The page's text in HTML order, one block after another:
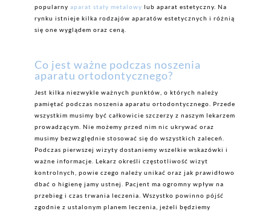
popularnyaparat stały metalowy lub aparat estetyczny. Na
rynku istnieje kilka rodzajów aparatów estetycznych i różnią
się one wyglądem oraz ceną.
Co jest ważne podczas noszenia
aparatu ortodontycznego?
Jest kilka niezwykle ważnych punktów, o których należy
pamiętać podczas noszenia aparatu ortodontycznego. Przede
wszystkim musimy być całkowicie szczerzy z naszym lekarzem
prowadzącym. Nie możemy przed nim nic ukrywać oraz
musimy bezwzględnie stosować się do wszystkich zaleceń.
Podczas pierwszej wizyty dostaniemy wszelkie wskazówki i
ważne informacje. Lekarz określi częstotliwość wizyt
kontrolnych, powie czego należy unikać oraz jak prawidłowo
dbać o higienę jamy ustnej. Pacjent ma ogromny wpływ na
przebieg i czas trwania leczenia. Wszystko powinno pójść
zgodnie z ustalonym planem leczenia, jeżeli będziemy